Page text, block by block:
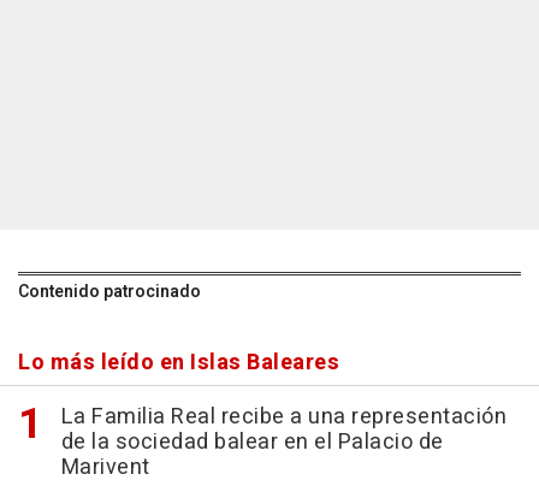
Contenido patrocinado
Lo más leído en Islas Baleares
La Familia Real recibe a una representación
de la sociedad balear en el Palacio de
Marivent